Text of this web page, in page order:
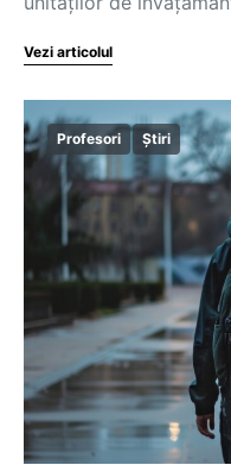
Vezi articolul
Profesori Știri